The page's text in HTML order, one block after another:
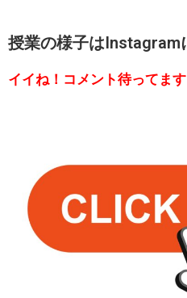
授業の様子はInstagram
イイね！コメント待ってます